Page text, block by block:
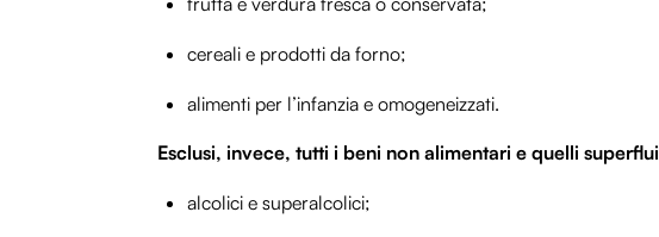
cereali e prodotti da forno;
alimenti per l’infanzia e omogeneizzati.
Esclusi, invece, tutti i beni non alimentari e quelli superflui
alcolici e superalcolici;